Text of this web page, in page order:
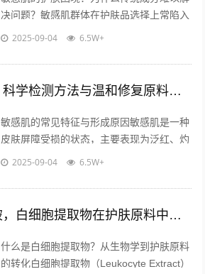
决问题？敏感肌群体在护肤品选择上常陷入
两难：既要避免刺激，又要追求有效修复，
2025-09-04 6.5W+
敏感肌怎么判断？科学检测方法与温和修复原料解析
敏感肌的常见特征与形成原因敏感肌是一种
皮肤屏障受损的状态，主要表现为泛红、灼
热、瘙痒或脱屑，这类肤质对外界刺激（如
2025-09-04 6.5W+
敏感肌修复新突破，白细胞提取物在护肤原料中的科学应用与批发指南
什么是白细胞提取物？从生物学到护肤原料
的转化白细胞提取物（Leukocyte Extract）